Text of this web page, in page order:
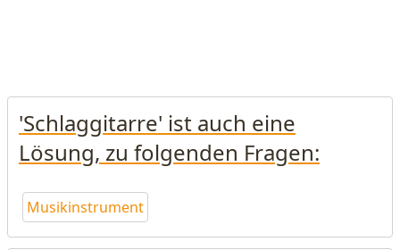
'Schlaggitarre' ist auch eine
Lösung, zu folgenden Fragen:
Musikinstrument